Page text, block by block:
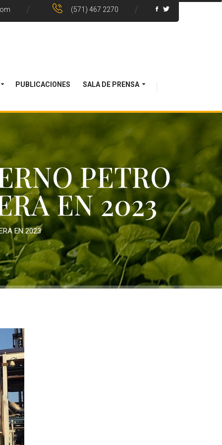
(571) 467 2270
PUBLICACIONES SALA DE PRENSA
PETRO
EN 2023
EN 2023